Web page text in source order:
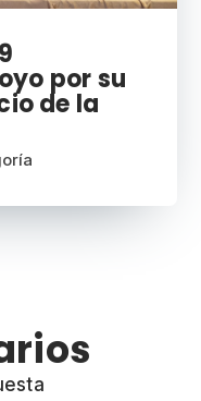
por su
de la